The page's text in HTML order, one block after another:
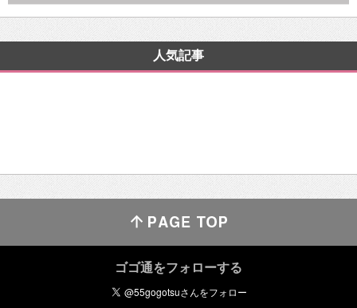
人気記事
ゴゴ通をフォローする